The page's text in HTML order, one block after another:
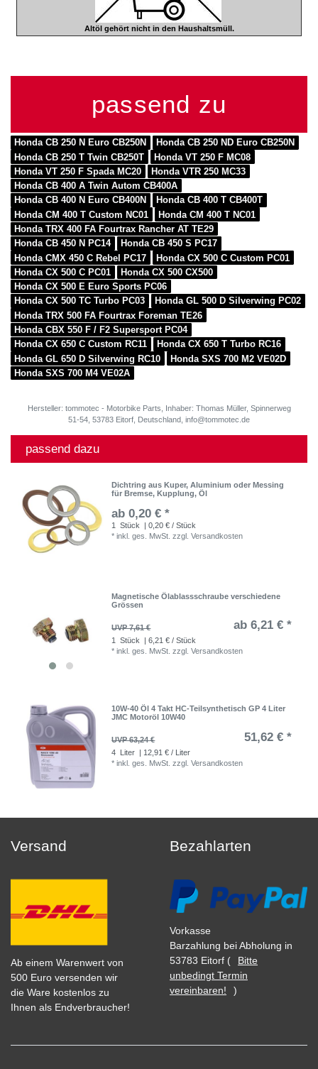
Altöl gehört nicht in den Haushaltsmüll.
passend zu
Honda CB 250 N Euro CB250N
Honda CB 250 ND Euro CB250N
Honda CB 250 T Twin CB250T
Honda VT 250 F MC08
Honda VT 250 F Spada MC20
Honda VTR 250 MC33
Honda CB 400 A Twin Autom CB400A
Honda CB 400 N Euro CB400N
Honda CB 400 T CB400T
Honda CM 400 T Custom NC01
Honda CM 400 T NC01
Honda TRX 400 FA Fourtrax Rancher AT TE29
Honda CB 450 N PC14
Honda CB 450 S PC17
Honda CMX 450 C Rebel PC17
Honda CX 500 C Custom PC01
Honda CX 500 C PC01
Honda CX 500 CX500
Honda CX 500 E Euro Sports PC06
Honda CX 500 TC Turbo PC03
Honda GL 500 D Silverwing PC02
Honda TRX 500 FA Fourtrax Foreman TE26
Honda CBX 550 F / F2 Supersport PC04
Honda CX 650 C Custom RC11
Honda CX 650 T Turbo RC16
Honda GL 650 D Silverwing RC10
Honda SXS 700 M2 VE02D
Honda SXS 700 M4 VE02A
Hersteller: tommotec - Motorbike Parts, Inhaber: Thomas Müller, Spinnerweg
51-54, 53783 Eitorf, Deutschland, info@tommotec.de
passend dazu
Dichtring aus Kuper, Aluminium oder Messing
für Bremse, Kupplung, Öl
ab 0,20 € *
1 Stück
| 0,20 € / Stück
*inkl. ges. MwSt. zzgl.Versandkosten
Magnetische Ölablassschraube verschiedene
Grössen
UVP 7,61 € ab 6,21 € *
1 Stück
| 6,21 € / Stück
*inkl. ges. MwSt. zzgl.Versandkosten
10W-40 Öl 4 Takt HC-Teilsynthetisch GP 4 Liter
JMC Motoröl 10W40
UVP 63,24 € 51,62 € *
4 Liter | 12,91 € / Liter
*inkl. ges. MwSt. zzgl.Versandkosten
Versand
Ab einem Warenwert von
500 Euro versenden wir
die Ware kostenlos zu
Ihnen als Endverbraucher!
Bezahlarten
Vorkasse
Barzahlung bei Abholung in
53783 Eitorf (
Bitte
unbedingt Termin
vereinbaren!
)